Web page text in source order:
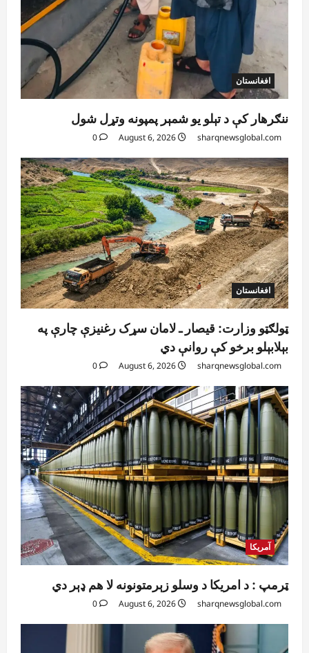
افغانستان
ننګرهار کې د تېلو یو شمېر پمپونه وتړل شول
sharqnewsglobal.com
0
افغانستان
ټولګټو وزارت: قیصار ـ لامان سړک رغنیزې چارې په
بېلابېلو برخو کې روانې دي
sharqnewsglobal.com
0
آمریکا
ټرمپ : د امریکا د وسلو زېرمتونونه لا هم ډېر دي
sharqnewsglobal.com
0